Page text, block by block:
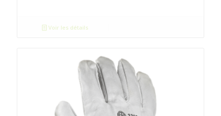
Voir les détails